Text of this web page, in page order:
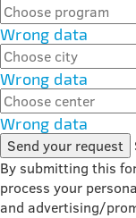
Wrong data
Wrong data
Wrong data
Send your request
By submitting this
process your
and advertising/